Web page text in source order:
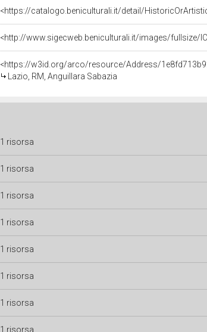
<https://catalogo.beniculturali.it/detail/
<http://www.sigecweb.beniculturali.it/images/fullsize/
<https://w3id.org/arco/resource/Address/
Lazio, RM, Anguillara Sabazia
1 risorsa
1 risorsa
1 risorsa
1 risorsa
1 risorsa
1 risorsa
1 risorsa
1 risorsa